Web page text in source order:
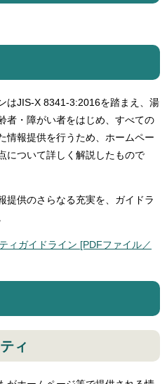
はJIS-X 8341-3:2016を踏まえ、湯
者・障がい者をはじめ、すべての
情報提供を行うため、ホームペー
について詳しく解説したもので
提供のさらなる充実を、ガイドラ
ィガイドライン [PDFファイル／
ィ